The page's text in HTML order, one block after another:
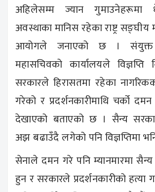
अहिलेसम्म ज्यान गुमाउनेहरूमा
अवस्थाका मानिस रहेका राष्ट्र
आयोगले जनाएको छ । संयुक्त
महासचिवको कार्यालयले
सरकारले हिरासतमा रहेका
गरेको र प्रदर्शनकारीमाथि चर्को
देखाएको बताएको छ । सैन्य
अझ बढाउँदै लगेको पनि विज्ञप्तिमा
सेनाले दमन गरे पनि म्यानमारमा
हुन र सरकारले प्रदर्शनकारीको हत्या